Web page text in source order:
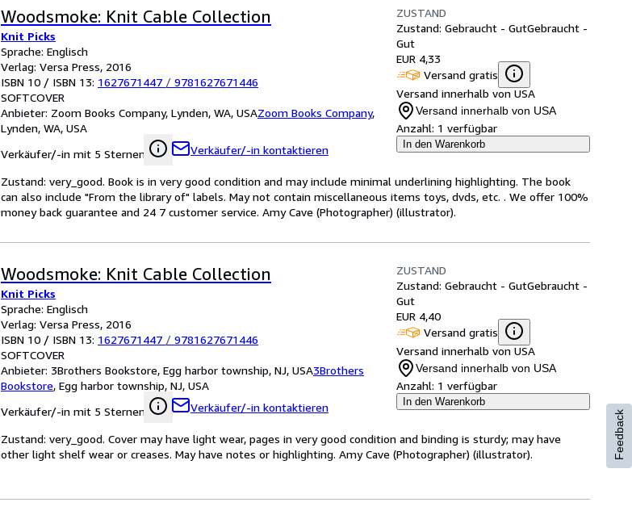
Woodsmoke: Knit Cable Collection
Knit Picks
Sprache: Englisch
Verlag: Versa Press, 2016
ISBN 10 / ISBN 13: 1627671447 / 9781627671446
SOFTCOVER
Anbieter: Zoom Books Company, Lynden, WA, USAZoom Books Company,
Lynden, WA, USA
Verkäufer/-in mit 5 Sternen
Verkäufer/-in kontaktieren
ZUSTAND
Zustand: Gebraucht - GutGebraucht -
Gut
EUR 4,33
Versand gratis
Versand innerhalb von USA
Versand innerhalb von USA
Anzahl: 1 verfügbar
In den Warenkorb
Zustand: very_good. Book is in very good condition and may include minimal underlining highlighting. The book
can also include "From the library of" labels. May not contain miscellaneous items toys, dvds, etc. . We offer 100%
money back guarantee and 24 7 customer service. Amy Cave (Photographer) (illustrator).
Woodsmoke: Knit Cable Collection
Knit Picks
Sprache: Englisch
Verlag: Versa Press, 2016
ISBN 10 / ISBN 13: 1627671447 / 9781627671446
SOFTCOVER
Anbieter: 3Brothers Bookstore, Egg harbor township, NJ, USA3Brothers
Bookstore, Egg harbor township, NJ, USA
Verkäufer/-in mit 5 Sternen
Verkäufer/-in kontaktieren
ZUSTAND
Zustand: Gebraucht - GutGebraucht -
Gut
EUR 4,40
Versand gratis
Versand innerhalb von USA
Versand innerhalb von USA
Anzahl: 1 verfügbar
In den Warenkorb
Zustand: very_good. Cover may have light wear, pages in very good condition and binding is sturdy; may have
other light shelf wear or creases. May have notes or highlighting. Amy Cave (Photographer) (illustrator).
Feedback